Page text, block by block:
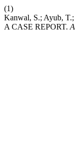
(1)
Kanwal, S.; Ayub,
A CASE REPORT.